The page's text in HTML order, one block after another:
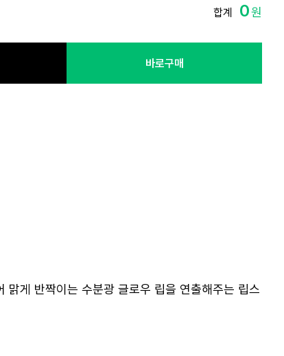
합계 0원
바로구매
맑게 반짝이는 수분광 글로우 립을 연출해주는 립스